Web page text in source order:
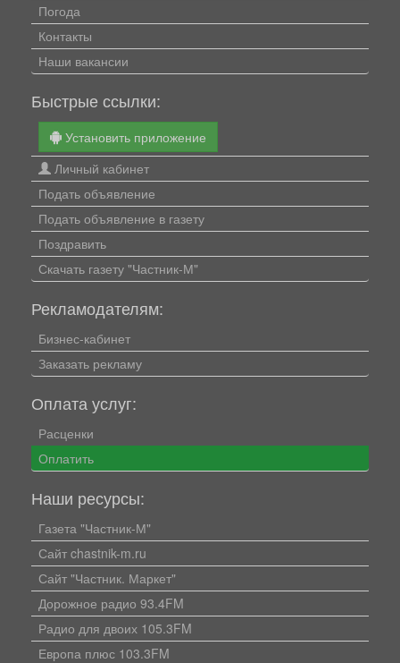
Погода
Контакты
Наши вакансии
Быстрые ссылки:
Установить приложение
Личный кабинет
Подать объявление
Подать объявление в газету
Поздравить
Скачать газету "Частник-М"
Рекламодателям:
Бизнес-кабинет
Заказать рекламу
Оплата услуг:
Расценки
Оплатить
Наши ресурсы:
Газета "Частник-М"
Сайт chastnik-m.ru
Сайт "Частник. Маркет"
Дорожное радио 93.4FM
Радио для двоих 105.3FM
Европа плюс 103.3FM